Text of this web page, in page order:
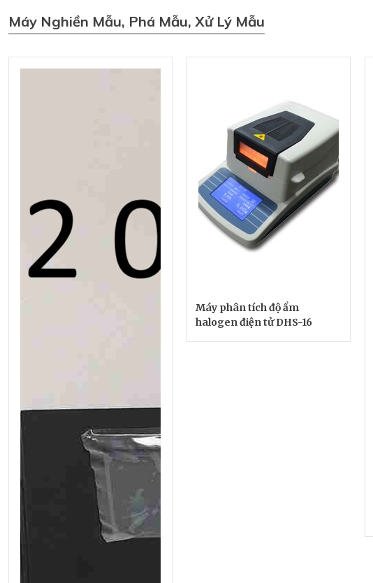
Máy Nghiền Mẫu, Phá Mẫu, Xử Lý Mẫu
Máy phân tích độ ẩm
halogen điện tử DHS-16